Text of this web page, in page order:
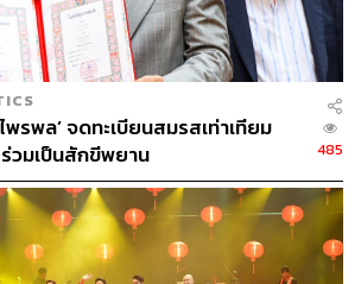
รพล’ จดทะเบียนสมรสเท่าเทียม
ร่วมเป็นสักขีพยาน
485